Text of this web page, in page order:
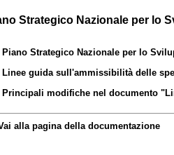
Strategico Nazionale per lo
Piano Strategico Nazionale per lo
Linee guida sull'ammissibilità delle
Principali modifiche nel documento
alla pagina della documentazione